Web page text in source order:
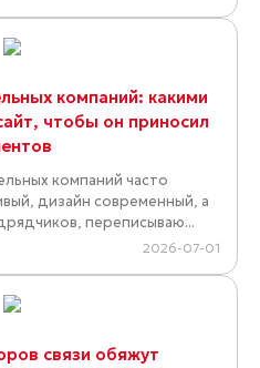
компаний: какими
чтобы он приносил
компаний часто
дизайн современный, а
переписываю...
2026-07-01
связи обяжут